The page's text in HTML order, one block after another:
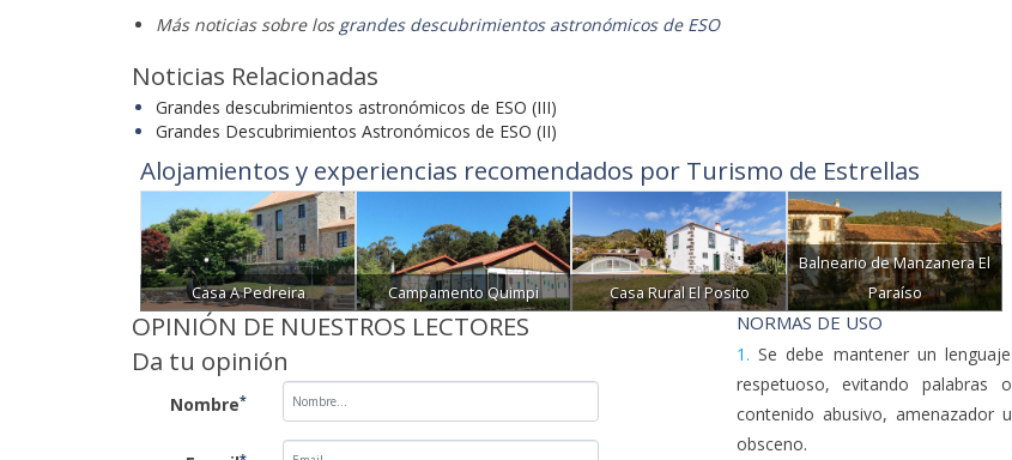
Más noticias sobre los grandes descubrimientos astronómicos de ESO
Noticias Relacionadas
Grandes descubrimientos astronómicos de ESO (III)
Grandes Descubrimientos Astronómicos de ESO (II)
Alojamientos y experiencias recomendados por Turismo de Estrellas
Casa A Pedreira Campamento Quimpi Casa Rural El Posito
Balneario de Manzanera El
Paraíso
OPINIÓN DE NUESTROS LECTORES
Da tu opinión
Nombre*
NORMAS DE USO
1. Se debe mantener un lenguaje
respetuoso, evitando palabras o
contenido abusivo, amenazador u
obsceno.